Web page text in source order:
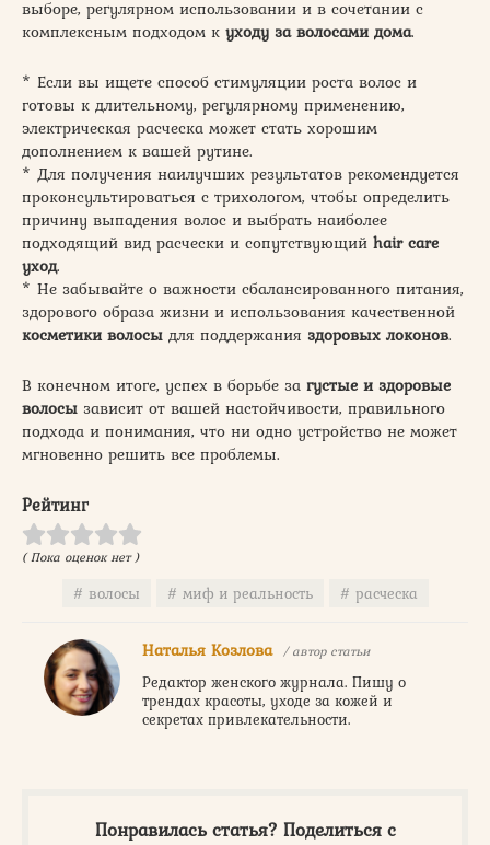
выборе, регулярном использовании и в сочетании с
комплексным подходом к уходу за волосами дома.
* Если вы ищете способ стимуляции роста волос и
готовы к длительному, регулярному применению,
электрическая расческа может стать хорошим
дополнением к вашей рутине.
* Для получения наилучших результатов рекомендуется
проконсультироваться с трихологом, чтобы определить
причину выпадения волос и выбрать наиболее
подходящий вид расчески и сопутствующий hair care
уход.
* Не забывайте о важности сбалансированного питания,
здорового образа жизни и использования качественной
косметики волосы для поддержания здоровых локонов.
В конечном итоге, успех в борьбе за густые и здоровые
волосы зависит от вашей настойчивости, правильного
подхода и понимания, что ни одно устройство не может
мгновенно решить все проблемы.
Рейтинг
( Пока оценок нет )
волосы миф и реальность расческа
Наталья Козлова / автор статьи
Редактор женского журнала. Пишу о
трендах красоты, уходе за кожей и
секретах привлекательности.
Понравилась статья? Поделиться с